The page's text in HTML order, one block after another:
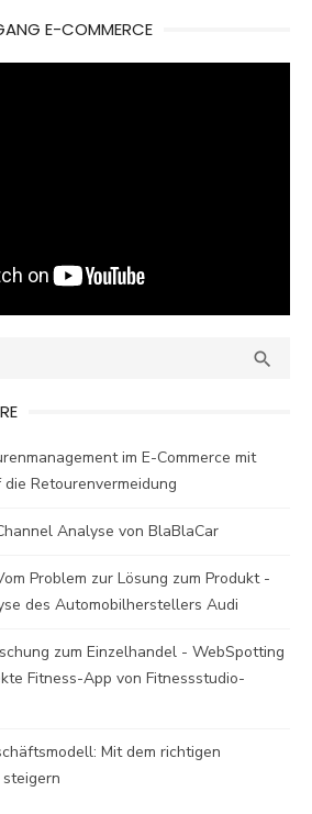
E-COMMERCE

im E-Commerce mit
Retourenvermeidung
Analyse von BlaBlaCar
Problem zur Lösung zum Produkt -
des Automobilherstellers Audi
zum Einzelhandel - WebSpotting
Fitness-App von Fitnessstudio-
Mit dem richtigen